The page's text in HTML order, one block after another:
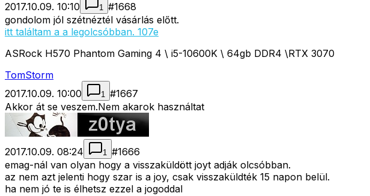
2017.10.09. 10:10 1 #1668
gondolom jól szétnéztél vásárlás előtt.
itt találtam a a legolcsóbban. 107e
ASRock H570 Phantom Gaming 4 \ i5-10600K \ 64gb DDR4 \RTX 3070
TomStorm
2017.10.09. 10:00
1 #1667
Akkor át se veszem.Nem akarok használtat
2017.10.09. 08:24 1 #1666
emag-nál van olyan hogy a visszaküldött joyt adják olcsóbban.
az nem azt jelenti hogy szar is a joy, csak visszaküldték 15 napon belül.
ha nem jó te is élhetsz ezzel a jogoddal